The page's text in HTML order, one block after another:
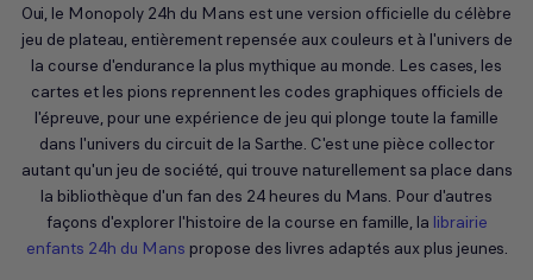
Oui, le Monopoly 24h du Mans est une version officielle du célèbre
jeu de plateau, entièrement repensée aux couleurs et à l'univers de
la course d'endurance la plus mythique au monde. Les cases, les
cartes et les pions reprennent les codes graphiques officiels de
l'épreuve, pour une expérience de jeu qui plonge toute la famille
dans l'univers du circuit de la Sarthe. C'est une pièce collector
autant qu'un jeu de société, qui trouve naturellement sa place dans
la bibliothèque d'un fan des 24 heures du Mans. Pour d'autres
façons d'explorer l'histoire de la course en famille, la librairie
enfants 24h du Mans propose des livres adaptés aux plus jeunes.